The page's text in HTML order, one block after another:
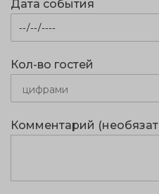
Дата события
Кол-во гостей
Комментарий